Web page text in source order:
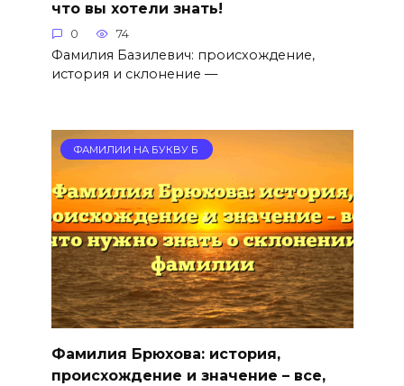
что вы хотели знать!
0 74
Фамилия Базилевич: происхождение,
история и склонение —
ФАМИЛИИ НА БУКВУ Б
Фамилия Брюхова: история,
происхождение и значение – все,